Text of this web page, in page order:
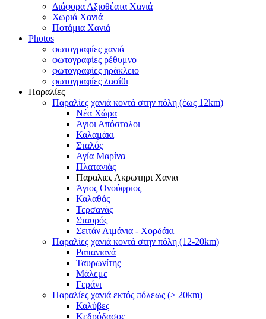
Διάφορα Αξιοθέατα Χανιά
Χωριά Χανιά
Ποτάμια Χανιά
Photos
φωτογραφίες χανιά
φωτογραφίες ρέθυμνο
φωτογραφίες ηράκλειο
φωτογραφίες λασίθι
Παραλίες
Παραλίες χανιά κοντά στην πόλη (έως 12km)
Νέα Χώρα
Άγιοι Απόστολοι
Καλαμάκι
Σταλός
Αγία Μαρίνα
Πλατανιάς
Παραλιες Ακρωτηρι Χανια
Άγιος Ονούφριος
Καλαθάς
Τερσανάς
Σταυρός
Σειτάν Λιμάνια - Χορδάκι
Παραλίες χανιά κοντά στην πόλη (12-20km)
Ραπανιανά
Ταυρωνίτης
Μάλεμε
Γεράνι
Παραλίες χανιά εκτός πόλεως (> 20km)
Καλύβες
Κεδρόδασος